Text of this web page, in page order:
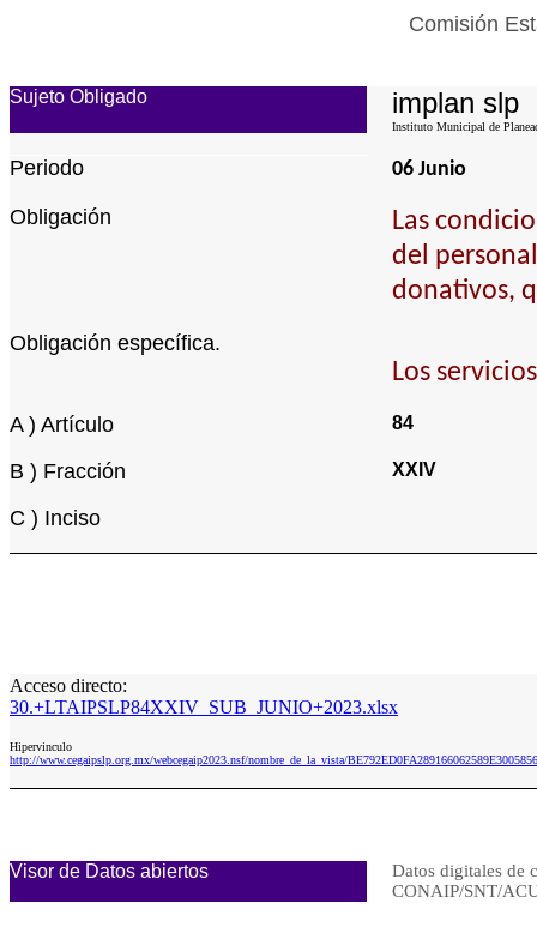
Comisión
Sujeto Obligado implan slp
Instituto Municipal de
Periodo 06 Junio
Obligación
Las
del
donativos,
Obligación específica.
Los
A ) Artículo 84
B ) Fracción XXIV
C ) Inciso
Acceso directo:
30.+LTAIPSLP84XXIV_SUB_JUNIO+2023.xlsx
Hipervinculo
http://www.cegaipslp.org.mx/webcegaip2023.nsf/nombre_de_la_vista/
Visor de Datos abiertos
Datos digitales de
CONAIP/SNT/